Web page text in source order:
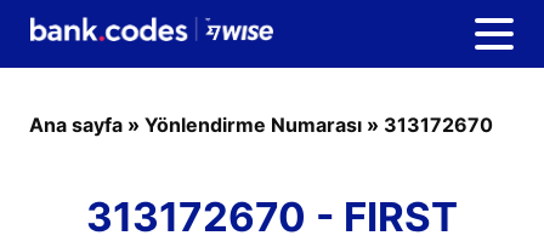
Ana sayfa » Yönlendirme Numarası » 313172670
313172670 - FIRST